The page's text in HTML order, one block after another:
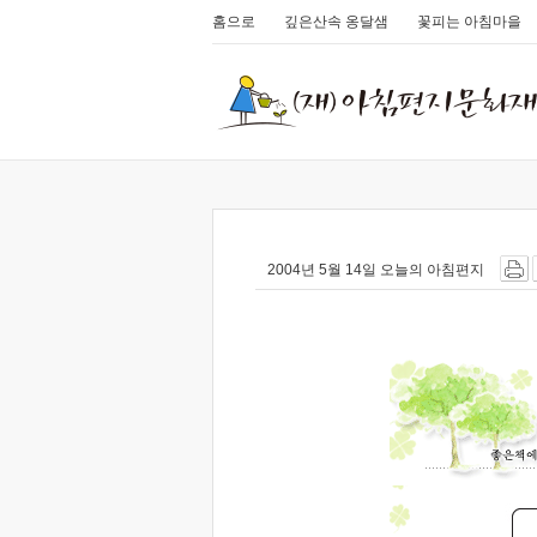
홈으로 깊은산속 옹달샘 꽃피는 아침마을
2004년 5월 14일 오늘의 아침편지